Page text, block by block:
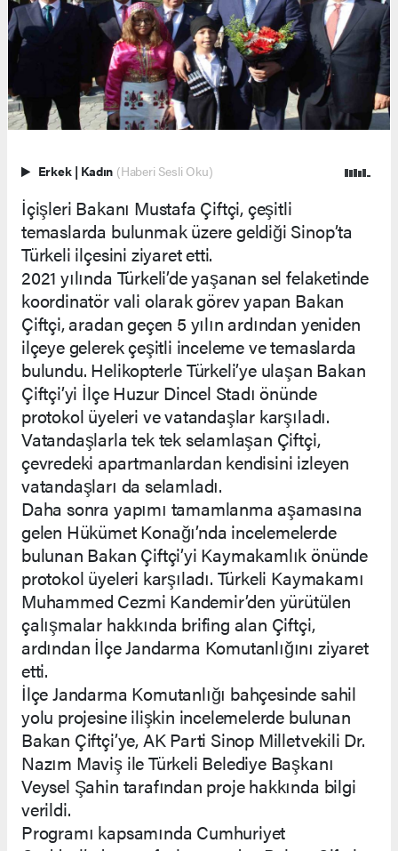
Erkek | Kadın (Haberi Sesli Oku)
İçişleri Bakanı Mustafa Çiftçi, çeşitli
temaslarda bulunmak üzere geldiği Sinop’ta
Türkeli ilçesini ziyaret etti.
2021 yılında Türkeli’de yaşanan sel felaketinde
koordinatör vali olarak görev yapan Bakan
Çiftçi, aradan geçen 5 yılın ardından yeniden
ilçeye gelerek çeşitli inceleme ve temaslarda
bulundu. Helikopterle Türkeli’ye ulaşan Bakan
Çiftçi’yi İlçe Huzur Dincel Stadı önünde
protokol üyeleri ve vatandaşlar karşıladı.
Vatandaşlarla tek tek selamlaşan Çiftçi,
çevredeki apartmanlardan kendisini izleyen
vatandaşları da selamladı.
Daha sonra yapımı tamamlanma aşamasına
gelen Hükümet Konağı’nda incelemelerde
bulunan Bakan Çiftçi’yi Kaymakamlık önünde
protokol üyeleri karşıladı. Türkeli Kaymakamı
Muhammed Cezmi Kandemir’den yürütülen
çalışmalar hakkında brifing alan Çiftçi,
ardından İlçe Jandarma Komutanlığını ziyaret
etti.
İlçe Jandarma Komutanlığı bahçesinde sahil
yolu projesine ilişkin incelemelerde bulunan
Bakan Çiftçi’ye, AK Parti Sinop Milletvekili Dr.
Nazım Maviş ile Türkeli Belediye Başkanı
Veysel Şahin tarafından proje hakkında bilgi
verildi.
Programı kapsamında Cumhuriyet